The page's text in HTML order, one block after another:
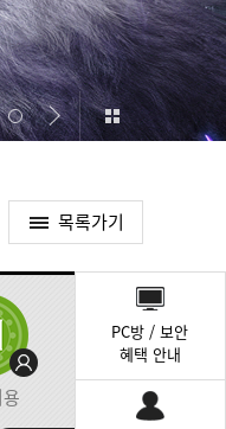
목록가기
PC방 / 보안
혜택 안내